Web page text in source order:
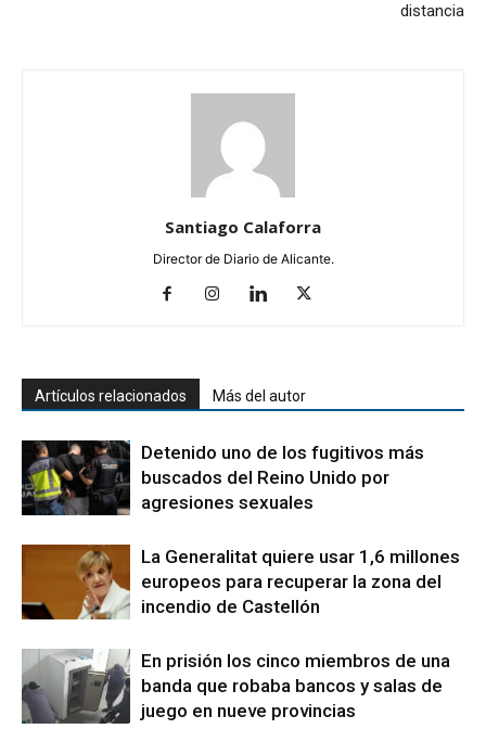
distancia
Santiago Calaforra
Director de Diario de Alicante.
Artículos relacionados Más del autor
Detenido uno de los fugitivos más
buscados del Reino Unido por
agresiones sexuales
La Generalitat quiere usar 1,6 millones
europeos para recuperar la zona del
incendio de Castellón
En prisión los cinco miembros de una
banda que robaba bancos y salas de
juego en nueve provincias